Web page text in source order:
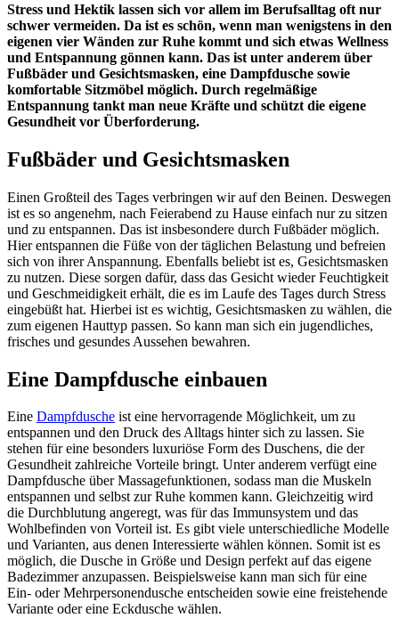
Stress und Hektik lassen sich vor allem im Berufsalltag oft nur
schwer vermeiden. Da ist es schön, wenn man wenigstens in den
eigenen vier Wänden zur Ruhe kommt und sich etwas Wellness
und Entspannung gönnen kann. Das ist unter anderem über
Fußbäder und Gesichtsmasken, eine Dampfdusche sowie
komfortable Sitzmöbel möglich. Durch regelmäßige
Entspannung tankt man neue Kräfte und schützt die eigene
Gesundheit vor Überforderung.
Fußbäder und Gesichtsmasken
Einen Großteil des Tages verbringen wir auf den Beinen. Deswegen
ist es so angenehm, nach Feierabend zu Hause einfach nur zu sitzen
und zu entspannen. Das ist insbesondere durch Fußbäder möglich.
Hier entspannen die Füße von der täglichen Belastung und befreien
sich von ihrer Anspannung. Ebenfalls beliebt ist es, Gesichtsmasken
zu nutzen. Diese sorgen dafür, dass das Gesicht wieder Feuchtigkeit
und Geschmeidigkeit erhält, die es im Laufe des Tages durch Stress
eingebüßt hat. Hierbei ist es wichtig, Gesichtsmasken zu wählen, die
zum eigenen Hauttyp passen. So kann man sich ein jugendliches,
frisches und gesundes Aussehen bewahren.
Eine Dampfdusche einbauen
Eine Dampfdusche ist eine hervorragende Möglichkeit, um zu
entspannen und den Druck des Alltags hinter sich zu lassen. Sie
stehen für eine besonders luxuriöse Form des Duschens, die der
Gesundheit zahlreiche Vorteile bringt. Unter anderem verfügt eine
Dampfdusche über Massagefunktionen, sodass man die Muskeln
entspannen und selbst zur Ruhe kommen kann. Gleichzeitig wird
die Durchblutung angeregt, was für das Immunsystem und das
Wohlbefinden von Vorteil ist. Es gibt viele unterschiedliche Modelle
und Varianten, aus denen Interessierte wählen können. Somit ist es
möglich, die Dusche in Größe und Design perfekt auf das eigene
Badezimmer anzupassen. Beispielsweise kann man sich für eine
Ein- oder Mehrpersonendusche entscheiden sowie eine freistehende
Variante oder eine Eckdusche wählen.